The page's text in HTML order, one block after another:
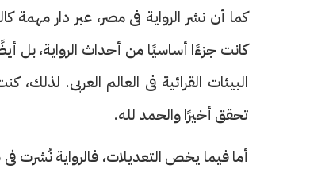
كما أن نشر الرواية فى مصر، عبر دار
كانت جزءًا أساسيًا من أحداث الرواية، بل
البيئات القرائية فى العالم العربى.
تحقق أخيرًا والحمد لله.
أما فيما يخص التعديلات، فالرواية نُشرت